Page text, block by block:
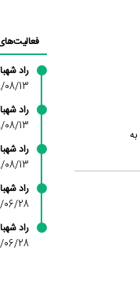
به
راد
08/13
راد
08/13
راد
08/13
راد
06/28
راد
06/28